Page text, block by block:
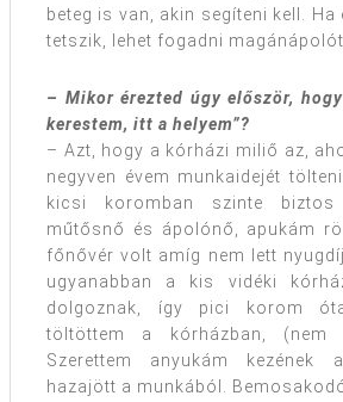
beteg is van, akin segíteni kell. Ha
tetszik, lehet fogadni
– Mikor érezted úgy először,
kerestem, itt a helyem”?
– Azt, hogy a kórházi miliő az,
negyven évem munkaidejét
kicsi koromban szinte biztos
műtősnő és ápolónő, apukám
főnővér volt amíg nem lett
ugyanabban a kis vidéki
dolgoznak, így pici korom
töltöttem a kórházban, (nem
Szerettem anyukám kezének
hazajött a munkából.